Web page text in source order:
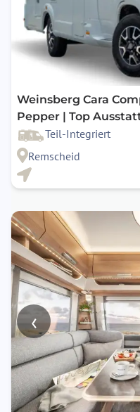
Weinsberg Cara
Pepper | Top Ausstattung:
Navigation,
Teil-Integriert
Remscheid
‹